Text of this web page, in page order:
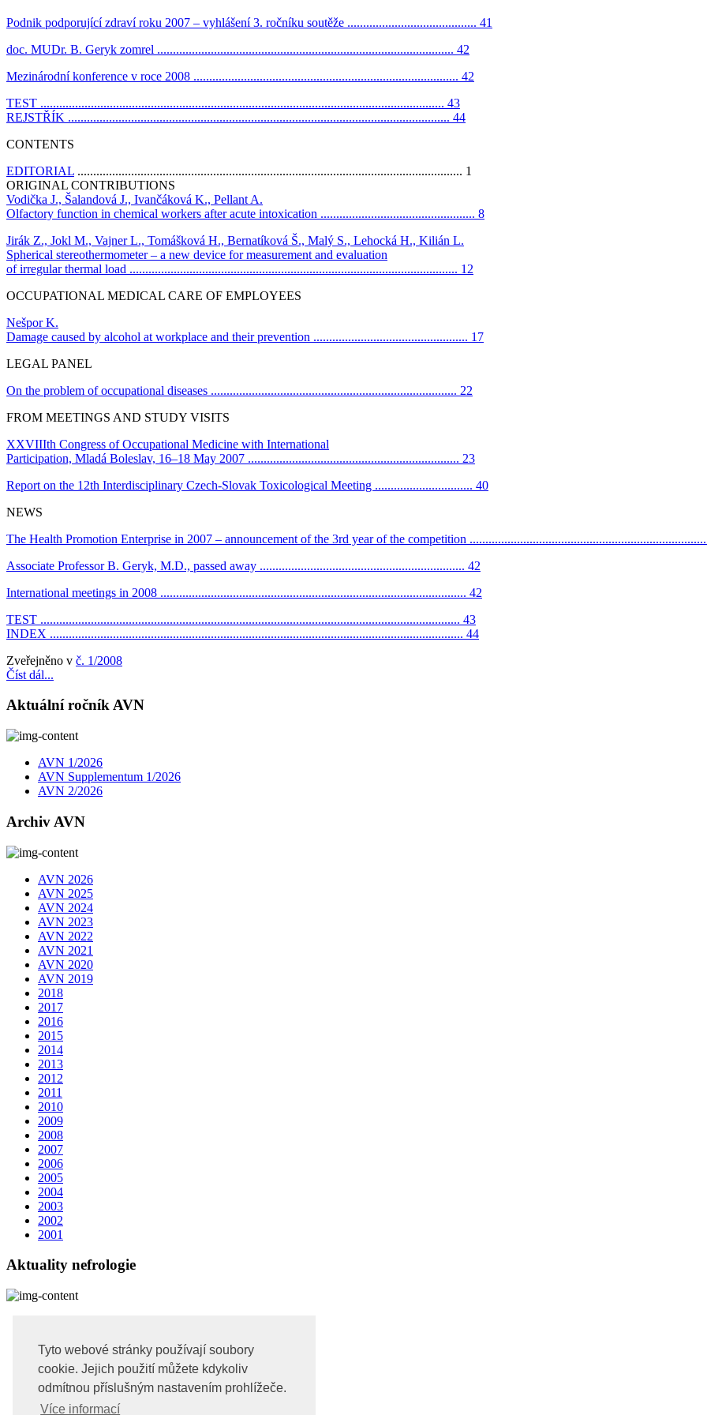
Tyto webové stránky používají soubory
cookie. Jejich použití můžete kdykoliv
odmítnou příslušným nastavením prohlížeče.
Více informací
Podnik podporující zdraví roku 2007 – vyhlášení 3. ročníku soutěže ......................................... 41
doc. MUDr. B. Geryk zomrel .............................................................................................. 42
Mezinárodní konference v roce 2008 .................................................................................... 42
TEST ................................................................................................................................ 43
REJSTŘÍK ......................................................................................................................... 44
CONTENTS
EDITORIAL .......................................................................................................................... 1
ORIGINAL CONTRIBUTIONS
Vodička J., Šalandová J., Ivančáková K., Pellant A.
Olfactory function in chemical workers after acute intoxication ................................................. 8
Jirák Z., Jokl M., Vajner L., Tomášková H., Bernatíková Š., Malý S., Lehocká H., Kilián L.
Spherical stereothermometer – a new device for measurement and evaluation
of irregular thermal load ........................................................................................................ 12
OCCUPATIONAL MEDICAL CARE OF EMPLOYEES
Nešpor K.
Damage caused by alcohol at workplace and their prevention ................................................. 17
LEGAL PANEL
On the problem of occupational diseases .............................................................................. 22
FROM MEETINGS AND STUDY VISITS
XXVIIIth Congress of Occupational Medicine with International
Participation, Mladá Boleslav, 16–18 May 2007 ................................................................... 23
Report on the 12th Interdisciplinary Czech-Slovak Toxicological Meeting ............................... 40
NEWS
The Health Promotion Enterprise in 2007 – announcement of the 3rd year of the competition
Associate Professor B. Geryk, M.D., passed away ................................................................. 42
International meetings in 2008 ................................................................................................. 42
TEST ..................................................................................................................................... 43
INDEX ................................................................................................................................... 44
Zveřejněno v č. 1/2008
Číst dál...
Aktuální ročník AVN
AVN 1/2026
AVN Supplementum 1/2026
AVN 2/2026
Archiv AVN
AVN 2026
AVN 2025
AVN 2024
AVN 2023
AVN 2022
AVN 2021
AVN 2020
AVN 2019
2018
2017
2016
2015
2014
2013
2012
2011
2010
2009
2008
2007
2006
2005
2004
2003
2002
2001
Aktuality nefrologie
Uvod
Časopisy
Uzávěrky a distribuce
Inzerce